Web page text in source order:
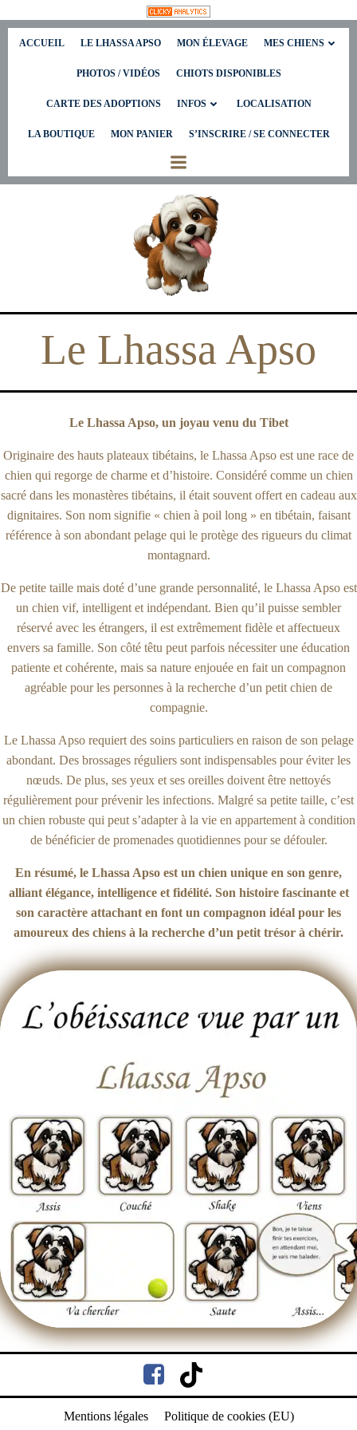
Aller
au
contenu
ACCUEIL LE LHASSA APSO MON ÉLEVAGE MES CHIENS
PHOTOS / VIDÉOS CHIOTS DISPONIBLES
CARTE DES ADOPTIONS INFOS LOCALISATION
LA BOUTIQUE MON PANIER S’INSCRIRE / SE CONNECTER
Le Lhassa Apso
Le Lhassa Apso, un joyau venu du Tibet
Originaire des hauts plateaux tibétains, le Lhassa Apso est une race de
chien qui regorge de charme et d’histoire. Considéré comme un chien
sacré dans les monastères tibétains, il était souvent offert en cadeau aux
dignitaires. Son nom signifie « chien à poil long » en tibétain, faisant
référence à son abondant pelage qui le protège des rigueurs du climat
montagnard.
De petite taille mais doté d’une grande personnalité, le Lhassa Apso est
un chien vif, intelligent et indépendant. Bien qu’il puisse sembler
réservé avec les étrangers, il est extrêmement fidèle et affectueux
envers sa famille. Son côté têtu peut parfois nécessiter une éducation
patiente et cohérente, mais sa nature enjouée en fait un compagnon
agréable pour les personnes à la recherche d’un petit chien de
compagnie.
Le Lhassa Apso requiert des soins particuliers en raison de son pelage
abondant. Des brossages réguliers sont indispensables pour éviter les
nœuds. De plus, ses yeux et ses oreilles doivent être nettoyés
régulièrement pour prévenir les infections. Malgré sa petite taille, c’est
un chien robuste qui peut s’adapter à la vie en appartement à condition
de bénéficier de promenades quotidiennes pour se défouler.
En résumé, le Lhassa Apso est un chien unique en son genre,
alliant élégance, intelligence et fidélité. Son histoire fascinante et
son caractère attachant en font un compagnon idéal pour les
amoureux des chiens à la recherche d’un petit trésor à chérir.
Mentions légales Politique de cookies (EU)